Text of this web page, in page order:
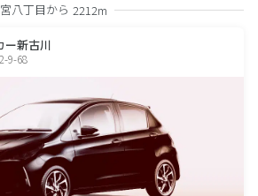
八丁目から 2212m
ー新古川
9-68